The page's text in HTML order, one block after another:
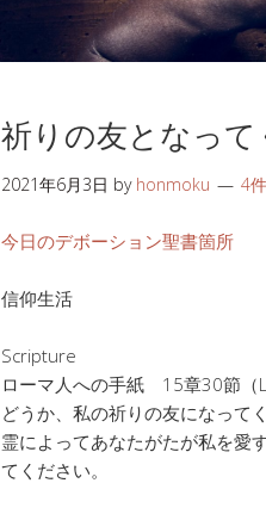
祈りの友となっ
2021年6月3日 by honmoku 4
今日のデボーション聖書箇所
信仰生活
Scripture
ローマ人への手紙 15章30節（
どうか、私の祈りの友になって
霊によってあなたがたが私を愛
てください。